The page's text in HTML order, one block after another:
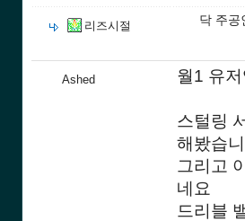
리즈시절 닥 주공
Ashed 월1 유
스털링
해봤습
그리고
네요
드리블